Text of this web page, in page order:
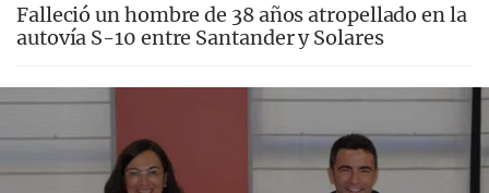
Falleció un hombre de 38 años atropellado en la
autovía S-10 entre Santander y Solares